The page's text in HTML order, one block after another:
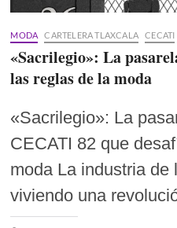
MODA CARTELERA TLAXCALA CECATI
«Sacrilegio»: La
las reglas de la moda
«Sacrilegio»: La
CECATI 82 que
moda La industria de
viviendo una